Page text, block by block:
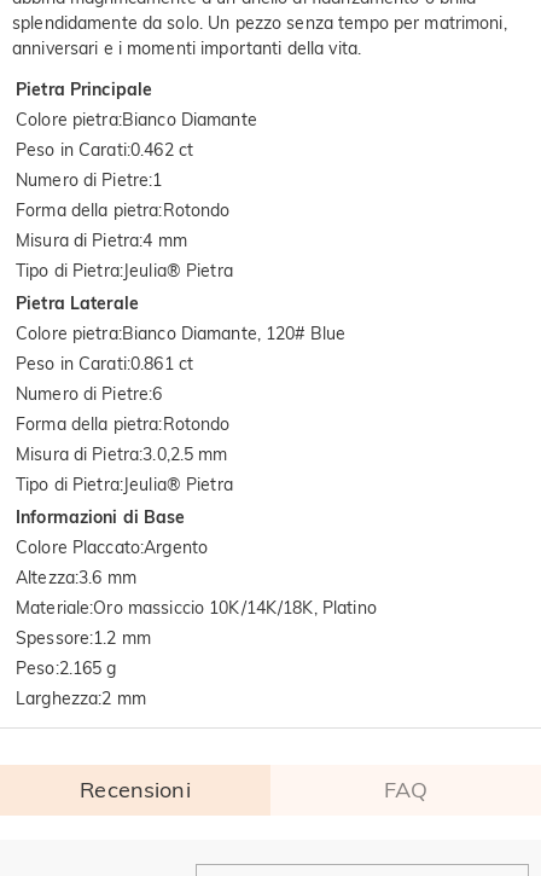
splendidamente da solo. Un pezzo senza tempo per matrimoni,
anniversari e i momenti importanti della vita.
Pietra Principale
Colore pietra:Bianco Diamante
Peso in Carati:0.462 ct
Numero di Pietre:1
Forma della pietra:Rotondo
Misura di Pietra:4 mm
Tipo di Pietra:Jeulia® Pietra
Pietra Laterale
Colore pietra:Bianco Diamante, 120# Blue
Peso in Carati:0.861 ct
Numero di Pietre:6
Forma della pietra:Rotondo
Misura di Pietra:3.0,2.5 mm
Tipo di Pietra:Jeulia® Pietra
Informazioni di Base
Colore Placcato:Argento
Altezza:3.6 mm
Materiale:Oro massiccio 10K/14K/18K, Platino
Spessore:1.2 mm
Peso:2.165 g
Larghezza:2 mm
Recensioni FAQ